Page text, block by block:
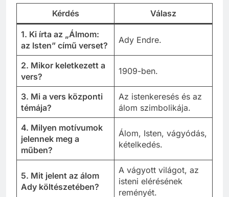
Kérdés Válasz
1. Ki írta az „Álmom:
az Isten” című verset?
Ady Endre.
2. Mikor keletkezett a
vers?
1909-ben.
3. Mi a vers központi
témája?
Az istenkeresés és az
álom szimbolikája.
4. Milyen motívumok
jelennek meg a
műben?
Álom, Isten, vágyódás,
kételkedés.
5. Mit jelent az álom
Ady költészetében?
A vágyott világot, az
isteni elérésének
reményét.